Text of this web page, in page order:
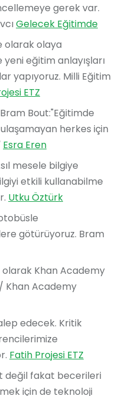
gerek var.
Gelecek Eğitimde
olaya
eğitim anlayışları
yapıyoruz. Milli Eğitim
ETZ
Bout:"Eğitimde
herkes için
Esra Eren
mesele bilgiye
etkili kullanabilme
Utku Öztürk
götürüyoruz. Bram
olarak Khan Academy
Khan Academy
edecek. Kritik
Fatih Projesi ETZ
değil fakat becerileri
için de teknoloji